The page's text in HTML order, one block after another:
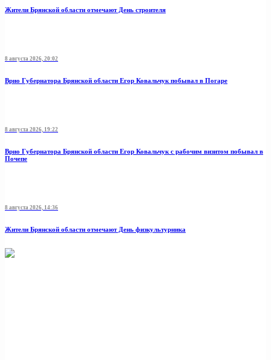
Жители Брянской области отмечают День строителя
8 августа 2026, 20:02
Врио Губернатора Брянской области Егор Ковальчук побывал в Погаре
8 августа 2026, 19:22
Врио Губернатора Брянской области Егор Ковальчук с рабочим визитом побывал в
Почепе
8 августа 2026, 14:36
Жители Брянской области отмечают День физкультурника